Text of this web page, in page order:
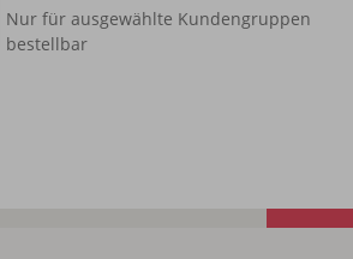
Nur für ausgewählte Kundengruppen
bestellbar